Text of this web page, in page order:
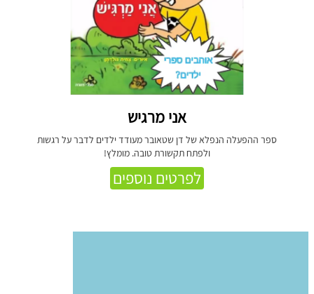
אני מרגיש
ספר ההפעלה הנפלא של דן שטאובר מעודד ילדים לדבר על רגשות
ולפתח תקשורת טובה. מומלץ!
לפרטים נוספים